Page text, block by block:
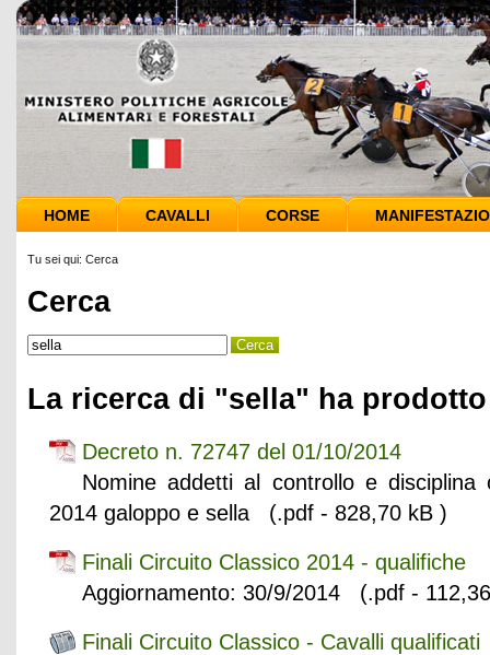
HOME CAVALLI CORSE
Tu sei qui: Cerca
Cerca
La ricerca di "sella" ha
Decreto n. 72747 del 01/10/2014
Nomine addetti al controllo e disciplina
2014 galoppo e sella (.pdf - 828,70 kB )
Finali Circuito Classico 2014 - qualifiche
Aggiornamento: 30/9/2014 (.pdf -
Finali Circuito Classico - Cavalli qualificati